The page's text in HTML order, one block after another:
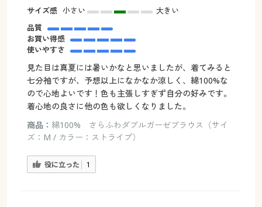
サイズ感 小さい
大きい
品質
お買い得感
使いやすさ
見た目は真夏には暑いかなと思いましたが、着てみると
七分袖ですが、予想以上になかなか涼しく、綿100%な
ので心地よいです！色も主張しすぎず自分の好みです。
着心地の良さに他の色も欲しくなりました。
商品： 綿100% さらふわダブルガーゼブラウス（サイ
ズ：M / カラー：ストライプ）
役に立った 1